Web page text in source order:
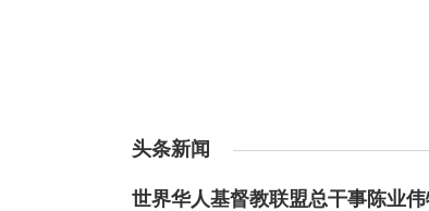
头条新闻
世界华人基督教联盟总干事陈业伟